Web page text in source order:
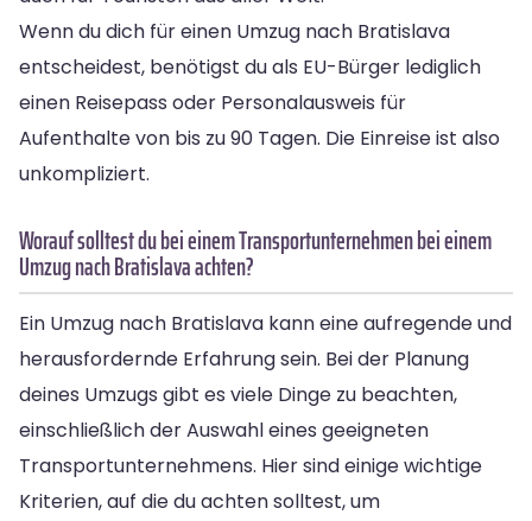
Wenn du dich für einen Umzug nach Bratislava
entscheidest, benötigst du als EU-Bürger lediglich
einen Reisepass oder Personalausweis für
Aufenthalte von bis zu 90 Tagen. Die Einreise ist also
unkompliziert.
Worauf solltest du bei einem Transportunternehmen bei einem
Umzug nach Bratislava achten?
Ein Umzug nach Bratislava kann eine aufregende und
herausfordernde Erfahrung sein. Bei der Planung
deines Umzugs gibt es viele Dinge zu beachten,
einschließlich der Auswahl eines geeigneten
Transportunternehmens. Hier sind einige wichtige
Kriterien, auf die du achten solltest, um